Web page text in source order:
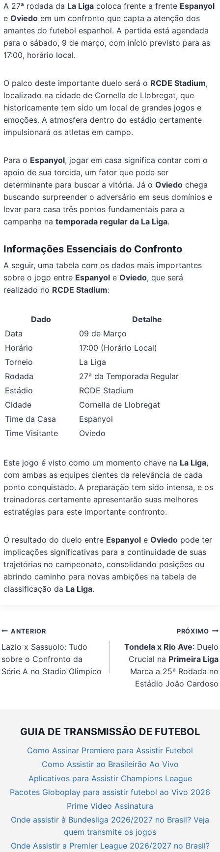
A 27ª rodada da La Liga coloca frente a frente Espanyol
eOviedo em um confronto que capta a atenção dos
amantes do futebol espanhol. A partida está agendada
para o sábado, 9 de março, com início previsto para as
17:00, horário local.
O palco deste importante duelo será o RCDE Stadium,
localizado na cidade de Cornella de Llobregat, que
historicamente tem sido um local de grandes jogos e
emoções. A atmosfera dentro do estádio certamente
impulsionará os atletas em campo.
Para o Espanyol, jogar em casa significa contar com o
apoio de sua torcida, um fator que pode ser
determinante para buscar a vitória. Já oOviedo chega
buscando surpreender o adversário em seus domínios e
levar para casa três pontos fundamentais para a
campanha natemporada regular da La Liga.
Informações Essenciais do Confronto
A seguir, uma tabela com os dados mais importantes
sobre o jogo entre Espanyol eOviedo, que será
realizado no RCDE Stadium:
Dado
Detalhe
Data
09 de Março
Horário
17:00 (Horário Local)
Torneio
La Liga
Rodada
27ª da Temporada Regular
Estádio
RCDE Stadium
Cidade
Cornella de Llobregat
Time da Casa
Espanyol
Time Visitante
Oviedo
Este jogo é visto como um momento chave na La Liga,
com ambas as equipes cientes da relevância de cada
ponto conquistado. A preparação tem sido intensa, e os
treinadores certamente apresentarão suas melhores
estratégias para este importante confronto.
O resultado do duelo entre Espanyol eOviedo pode ter
implicações significativas para a continuidade de suas
trajetórias no campeonato, consolidando posições ou
abrindo caminho para novas ambições na tabela de
classificação da La Liga.
Navegação
de
Post
ANTERIOR
Lazio x Sassuolo: Tudo
sobre o Confronto da
Série A no Stadio Olimpico
PRÓXIMO
Tondela x Rio Ave: Duelo
Crucial na Primeira Liga
Marca a 25ª Rodada no
Estádio João Cardoso
GUIA DE TRANSMISSÃO DE FUTEBOL
Como Assinar Premiere para Assistir Futebol
Como Assistir ao Brasileirão Ao Vivo
Aplicativos para Assistir Champions League
Pacotes Globoplay para assistir futebol ao Vivo 2026
Prime Video Assinatura
Onde assistir à Bundesliga 2026/2027 no Brasil? Veja
quem transmite os jogos
Onde Assistir a Premier League 2026/2027 no Brasil?